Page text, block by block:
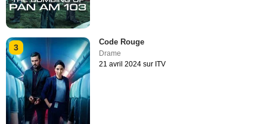
3
Code Rouge
Drame
21 avril 2024 sur ITV